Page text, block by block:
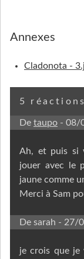
Annexes
Cladonota -
5 réactions
De taupo - 08/
Ah, et puis si
jouer avec le
jaune comme
Merci à Sam
De sarah - 27/
je crois que je